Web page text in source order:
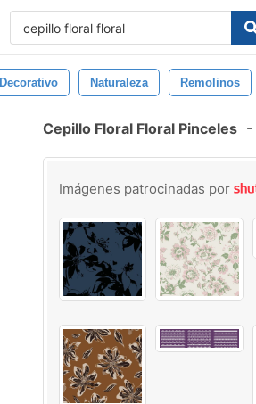
Decorativo Naturaleza Remolinos
Cepillo Floral Floral Pinceles -
Imágenes patrocinadas por